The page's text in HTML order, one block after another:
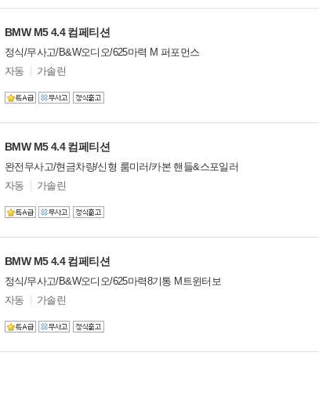
6
15
14
132
0
0
1
2
5
10
15
BMW M5 4.4 컴페티션
정식/무사고/B&W오디오/625마력 M 퍼포먼스
모
옵
션
자동 가솔린
BMW M5 4.4 컴페티션
완전무사고/현금차량/신형 룸미러/카본 핸들&스포일러
모
옵
션
자동 가솔린
BMW M5 4.4 컴페티션
정식/무사고/B&W오디오/625마력8기통 M트윈터보
모
옵
션
자동 가솔린